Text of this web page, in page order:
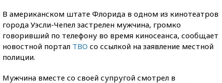
В американском штате Флорида в одном из кинотеатров
города Уэсли-Чепел застрелен мужчина, громко
говоривший по телефону во время киносеанса, сообщает
новостной портал TBO со ссылкой на заявление местной
полиции.
Мужчина вместе со своей супругой смотрел в